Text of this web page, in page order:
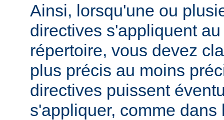
Ainsi, lorsqu'une ou
directives s'appliquent
répertoire, vous devez
plus précis au moins
directives puissent
s'appliquer, comme